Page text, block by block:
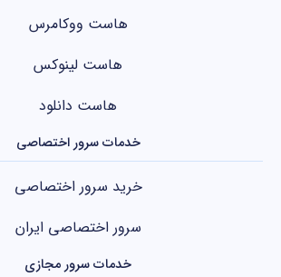
هاست ووکامرس
هاست لینوکس
هاست دانلود
خدمات سرور اختصاصی
خرید سرور اختصاصی
سرور اختصاصی ایران
خدمات سرور مجازی